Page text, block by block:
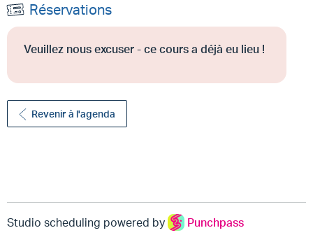
Réservations
Veuillez nous excuser - ce cours a déjà eu lieu !
Revenir à l'agenda
Studio scheduling powered by Punchpass